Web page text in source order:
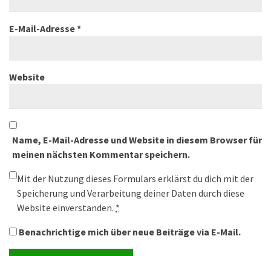
E-Mail-Adresse*
Website
Name, E-Mail-Adresse und Website in diesem Browser für
meinen nächsten Kommentar speichern.
Mit der Nutzung dieses Formulars erklärst du dich mit der
Speicherung und Verarbeitung deiner Daten durch diese
Website einverstanden. *
Benachrichtige mich über neue Beiträge via E-Mail.